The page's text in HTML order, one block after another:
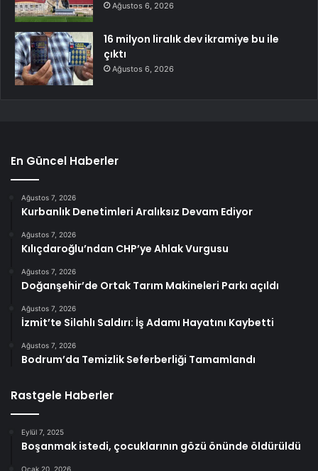
Ağustos 6, 2026
16 milyon liralık dev ikramiye bu ile
çıktı
Ağustos 6, 2026
En Güncel Haberler
Ağustos 7, 2026
Kurbanlık Denetimleri Aralıksız Devam Ediyor
Ağustos 7, 2026
Kılıçdaroğlu’ndan CHP’ye Ahlak Vurgusu
Ağustos 7, 2026
Doğanşehir’de Ortak Tarım Makineleri Parkı açıldı
Ağustos 7, 2026
İzmit’te Silahlı Saldırı: İş Adamı Hayatını Kaybetti
Ağustos 7, 2026
Bodrum’da Temizlik Seferberliği Tamamlandı
Rastgele Haberler
Eylül 7, 2025
Boşanmak istedi, çocuklarının gözü önünde öldürüldü
Ocak 20, 2026